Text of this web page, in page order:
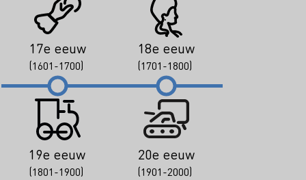
17e eeuw
(1601-1700)
18e eeuw
(1701-1800)
19e eeuw
(1801-1900)
20e eeuw
(1901-2000)